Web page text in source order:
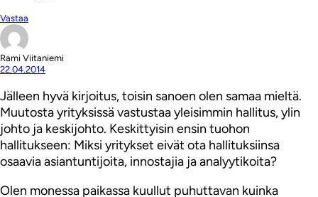
Vastaa
Rami Viitaniemi
22.04.2014
Jälleen hyvä kirjoitus, toisin sanoen olen samaa mieltä.
Muutosta yrityksissä vastustaa yleisimmin hallitus, ylin
johto ja keskijohto. Keskittyisin ensin tuohon
hallitukseen: Miksi yritykset eivät ota hallituksiinsa
osaavia asiantuntijoita, innostajia ja analyytikoita?
Olen monessa paikassa kuullut puhuttavan kuinka